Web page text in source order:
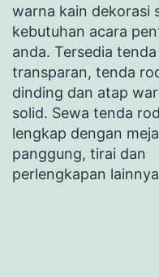
warna kain dekorasi
kebutuhan acara
anda. Tersedia
transparan, tenda
dinding dan atap
solid. Sewa tenda
lengkap dengan
panggung, tirai dan
perlengkapan